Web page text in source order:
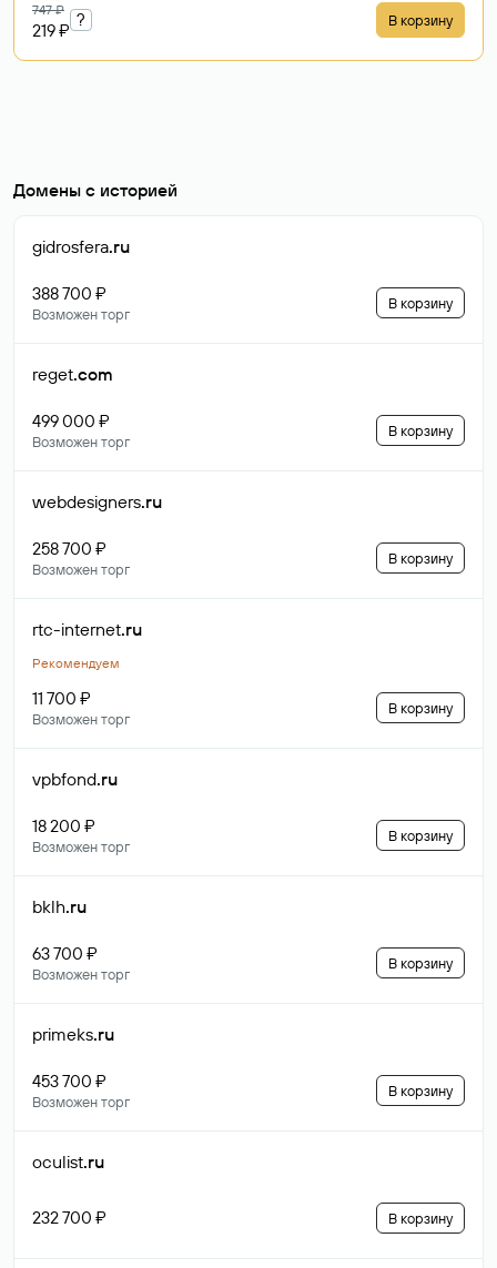
747 ₽
219 ₽
? В корзину
Домены с историей
gidrosfera.ru
388 700 ₽
Возможен торг
В корзину
reget.com
499 000 ₽
Возможен торг
В корзину
webdesigners.ru
258 700 ₽
Возможен торг
В корзину
rtc-internet.ru
Рекомендуем
11 700 ₽
Возможен торг
В корзину
vpbfond.ru
18 200 ₽
Возможен торг
В корзину
bklh.ru
63 700 ₽
Возможен торг
В корзину
primeks.ru
453 700 ₽
Возможен торг
В корзину
oculist.ru
232 700 ₽ В корзину